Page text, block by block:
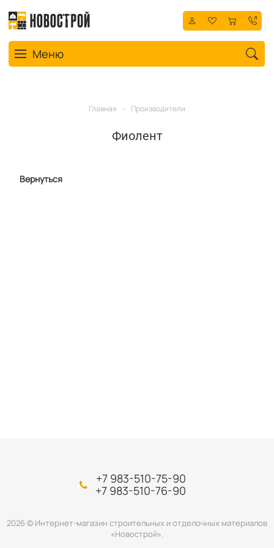
Toggle navigation
Меню
Главная - Производители
Фиолент
Вернуться
+7 983-510-75-90
+7 983-510-76-90
2026 © Интернет-магазин строительных и отделочных материалов
«Новострой».